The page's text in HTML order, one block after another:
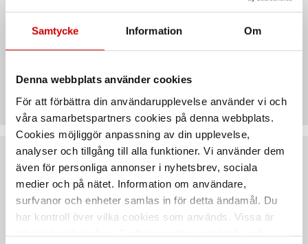
Samtycke Information Om
Denna webbplats använder cookies
För att förbättra din användarupplevelse använder vi och
våra samarbetspartners cookies på denna webbplats.
Cookies möjliggör anpassning av din upplevelse,
analyser och tillgång till alla funktioner. Vi använder dem
även för personliga annonser i nyhetsbrev, sociala
medier och på nätet. Information om användare,
surfvanor och enheter samlas in för detta ändamål. Du
har kontroll över vilka cookies som används. Vissa är
Teknisk data
Recensioner
Rekommenderat baserat på vald produkt